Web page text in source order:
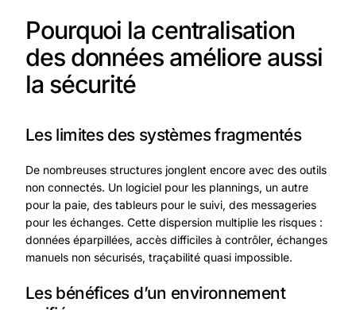
Pourquoi la centralisation
des données améliore aussi
la sécurité
Les limites des systèmes fragmentés
De nombreuses structures jonglent encore avec des outils
non connectés. Un logiciel pour les plannings, un autre
pour la paie, des tableurs pour le suivi, des messageries
pour les échanges. Cette dispersion multiplie les risques :
données éparpillées, accès difficiles à contrôler, échanges
manuels non sécurisés, traçabilité quasi impossible.
Les bénéfices d’un environnement